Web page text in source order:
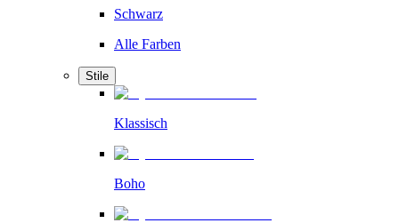
Schwarz
Alle Farben
Stile
Klassisch
Boho